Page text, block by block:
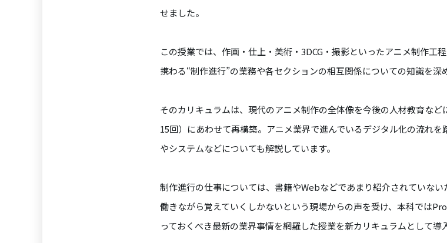
せました。
この授業では、作画・仕上・美術・3DCG・撮影といったアニメ制作工
携わる“制作進行”の業務や各セクションの相互関係についての知識を深
そのカリキュラムは、 現代のアニメ制作の全体像を今後の人材教育など
15回）にあわせて再構築。アニメ業界で進んでいるデジタル化の流れ
やシステムなどについても解説しています。
制作進行の仕事については、書籍やWebなどであまり紹介されていな
働きながら覚えていくしかないという現場からの声を受け、本科では
っておくべき最新の業界事情を網羅した授業を新カリキュラムとして導